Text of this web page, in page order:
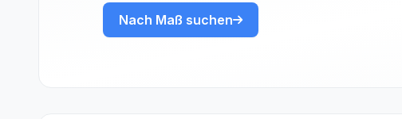
Nach Maß suchen